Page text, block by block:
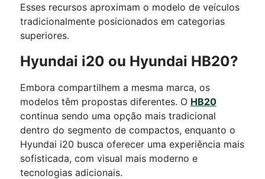
Esses recursos aproximam o modelo de veículos
tradicionalmente posicionados em categorias
superiores.
Hyundai i20 ou Hyundai HB20?
Embora compartilhem a mesma marca, os
modelos têm propostas diferentes. O HB20
continua sendo uma opção mais tradicional
dentro do segmento de compactos, enquanto o
Hyundai i20 busca oferecer uma experiência mais
sofisticada, com visual mais moderno e
tecnologias adicionais.